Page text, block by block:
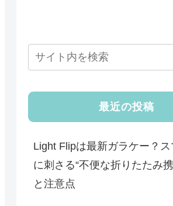
最近の投稿
Light Flipは最新ガラケー？
に刺さる“不便な折りたたみ
と注意点